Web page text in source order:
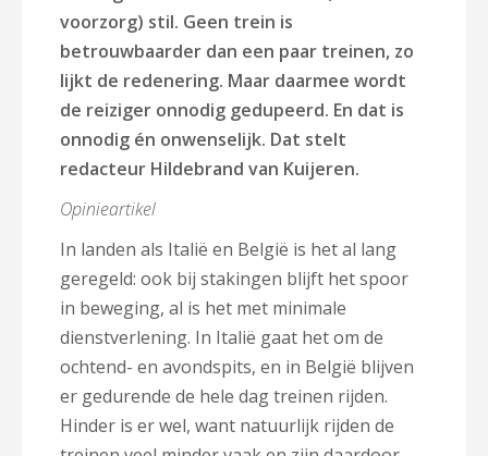
voorzorg) stil. Geen trein is
betrouwbaarder dan een paar treinen, zo
lijkt de redenering. Maar daarmee wordt
de reiziger onnodig gedupeerd. En dat is
onnodig én onwenselijk. Dat stelt
redacteur Hildebrand van Kuijeren.
Opinieartikel
In landen als Italië en België is het al lang
geregeld: ook bij stakingen blijft het spoor
in beweging, al is het met minimale
dienstverlening. In Italië gaat het om de
ochtend- en avondspits, en in België blijven
er gedurende de hele dag treinen rijden.
Hinder is er wel, want natuurlijk rijden de